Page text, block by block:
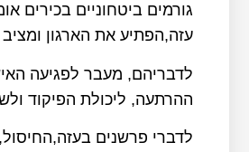
גורמים ביטחוניים בכירים
עזה,הפתיע את הארגון
לדבריהם, מעבר לפגיעה
ההרתעה, ליכולת הפיקוד
לדברי פרשנים